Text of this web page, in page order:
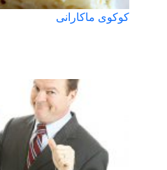
کوکوی ماکارانی